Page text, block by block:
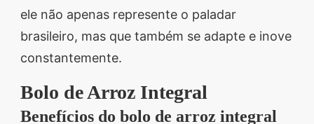
ele não apenas represente o paladar
brasileiro, mas que também se adapte e inove
constantemente.
Bolo de Arroz Integral
Benefícios do bolo de arroz integral